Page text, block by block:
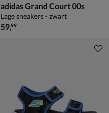
adidas Grand Court 00s
Lage sneakers - zwart
€ 59,99
59,99